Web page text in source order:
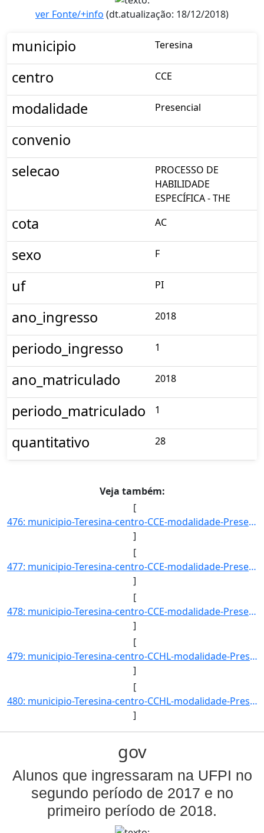
ver Fonte/+info (dt.atualização: 18/12/2018)
municipio Teresina
centro CCE
modalidade Presencial
convenio
selecao
PROCESSO DE
HABILIDADE
ESPECÍFICA - THE
cota AC
sexo F
uf PI
ano_ingresso 2018
periodo_ingresso 1
ano_matriculado 2018
periodo_matriculado 1
quantitativo 28
Veja também:
[
476: municipio-Teresina-centro-CCE-modalidade-Presencial-convenio--selecao-PROCESSO_DE_HABILIDADE_ESPECIF]
]
[
477: municipio-Teresina-centro-CCE-modalidade-Presencial-convenio--selecao-SISU-cota-AC-sexo-F-uf-PI-ano_]
]
[
478: municipio-Teresina-centro-CCE-modalidade-Presencial-convenio--selecao-SISU-cota-AC-sexo-M-uf-PI-ano_]
]
[
479: municipio-Teresina-centro-CCHL-modalidade-Presencial-convenio--selecao-SISU_COTA-cota-AA-1-sexo-F-uf]
]
[
480: municipio-Teresina-centro-CCHL-modalidade-Presencial-convenio--selecao-SISU_COTA-cota-AA-1-sexo-M-uf]
]
gov
Alunos que ingressaram na UFPI no
segundo período de 2017 e no
primeiro período de 2018.